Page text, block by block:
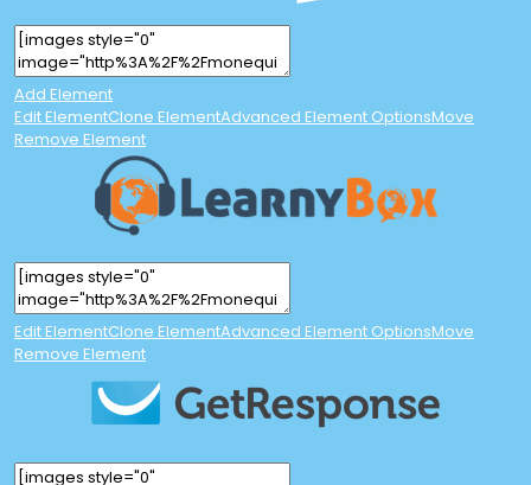
Add Element
Edit ElementClone ElementAdvanced Element OptionsMove
Remove Element
Edit ElementClone ElementAdvanced Element OptionsMove
Remove Element